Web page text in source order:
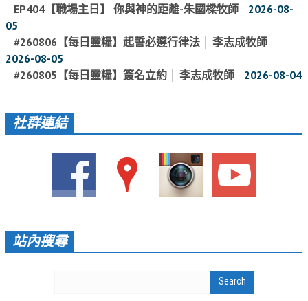
聚會剪影_2016年
聚會剪影_2015年
聚會剪影_2014年
教會節慶
教會節慶_2025年
教會節慶_2024年
教會節慶_2022年
EP404【職場主日】 你與神的距離-朱國樑牧師
2026-08-
05
#260806【每日靈糧】起誓必遵行律法 │ 李志成牧師
2026-08-05
#260805【每日靈糧】簽名立約 │ 李志成牧師
2026-08-04
社群連結
站內搜尋